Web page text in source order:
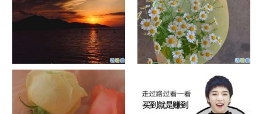
日出文案温柔句子 看日出的微
信说说配图
晒风景照的唯美说说配图 适合
发风景的朋友圈文案